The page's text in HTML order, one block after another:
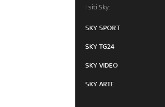
I siti Sky:
SKY SPORT
SKY TG24
SKY VIDEO
SKY ARTE